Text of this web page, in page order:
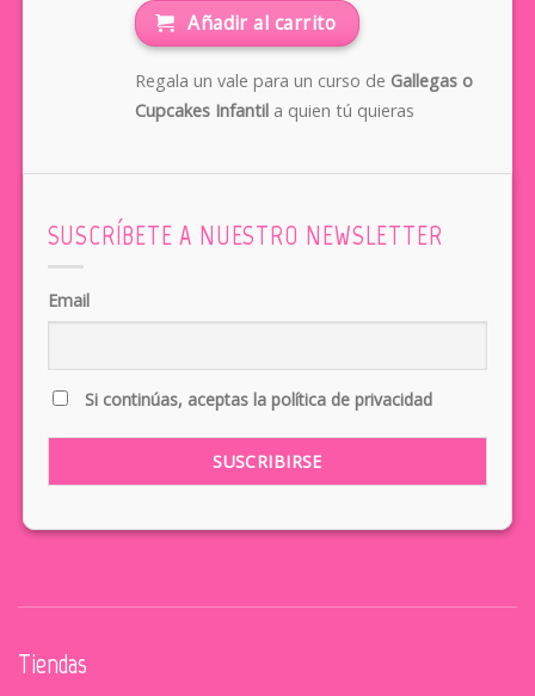
Añadir al carrito
Regala un vale para un curso de Gallegas o
Cupcakes Infantila quien tú quieras
SUSCRÍBETE A NUESTRO NEWSLETTER
Email
Si continúas, aceptas la política de privacidad
Tiendas